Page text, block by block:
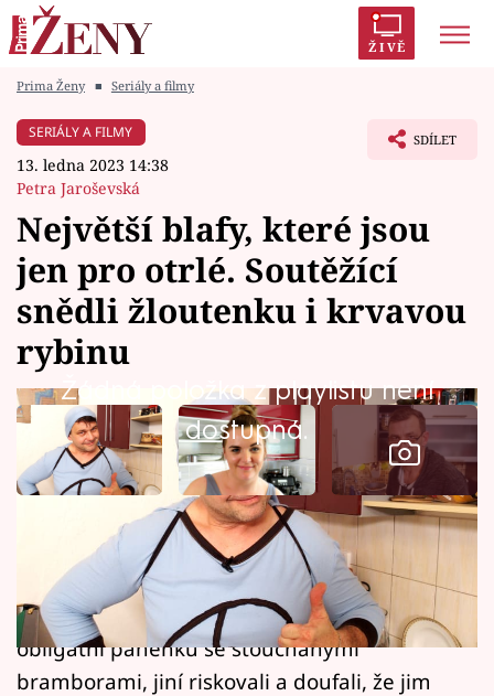
ŽIVĚ
Módní alarm
Témata
Celebrity
Vztahy
Seriály
Horoskopy
Sledujte prima+
Filmový festival Karlovy Vary
Pořady
Prima Ženy ■ Seriály a filmy
SERIÁLY A FILMY
13. ledna 2023 14:38
Petra Jaroševská
SDÍLET
Největší blafy, které jsou
jen pro otrlé. Soutěžící
snědli žloutenku i krvavou
rybinu
Žádná položka z playlistu není
dostupná.
V roce 2022 nebyla v kulinářské soutěži
amatérských kuchařů nouze o zajímavé
recepty. Někdo vsadil na jistotu a uvařil
obligátní panenku se šťouchanými
bramborami, jiní riskovali a doufali, že jim